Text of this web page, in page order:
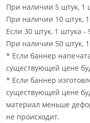
При наличии 5 штук, 1
При наличии 10 штук,
Если 30 штук, 1 штука -
При наличии 50 штук,
* Если баннер
существующей цене
* Если баннер
существующей цене
материал меньше
не происходит.